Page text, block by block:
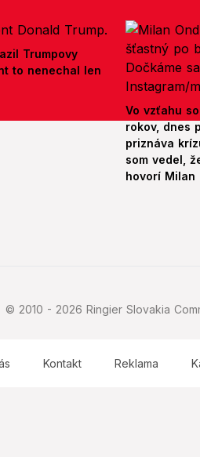
Trumpovy
to nenechal len
Vo vzťahu
rokov, dnes
priznáva
som vedel,
hovorí Milan
© 2010 - 2026 Ringier Slovakia
Kontakt Reklama